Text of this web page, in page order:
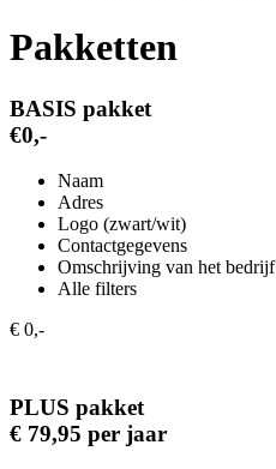
Pakketten
BASIS pakket
€0,-
Naam
Adres
Logo (zwart/wit)
Contactgegevens
Omschrijving van het bedrijf
Alle filters
€ 0,-
PLUS pakket
€ 79,95 per jaar